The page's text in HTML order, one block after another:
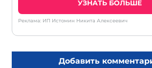
УЗНАТЬ БОЛЬШЕ
Реклама: ИП Истомин Никита Алексеевич
Добавить